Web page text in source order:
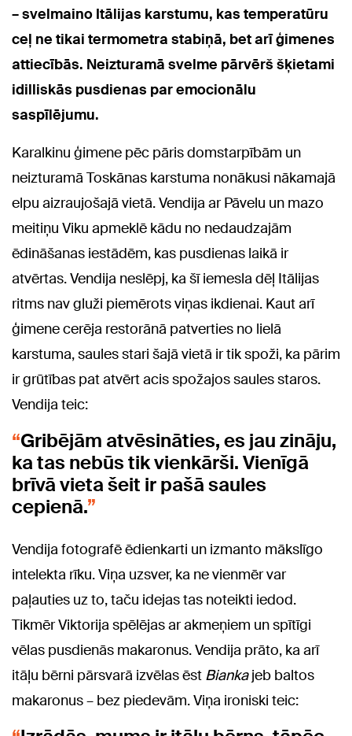
– svelmaino Itālijas karstumu, kas temperatūru
ceļ ne tikai termometra stabiņā, bet arī ģimenes
attiecībās. Neizturamā svelme pārvērš šķietami
idilliskās pusdienas par emocionālu
saspīlējumu.
Karalkinu ģimene pēc pāris domstarpībām un
neizturamā Toskānas karstuma nonākusi nākamajā
elpu aizraujošajā vietā. Vendija ar Pāvelu un mazo
meitiņu Viku apmeklē kādu no nedaudzajām
ēdināšanas iestādēm, kas pusdienas laikā ir
atvērtas. Vendija neslēpj, ka šī iemesla dēļ Itālijas
ritms nav gluži piemērots viņas ikdienai. Kaut arī
ģimene cerēja restorānā patverties no lielā
karstuma, saules stari šajā vietā ir tik spoži, ka pārim
ir grūtības pat atvērt acis spožajos saules staros.
Vendija teic:
Gribējām atvēsināties, es jau zināju,
ka tas nebūs tik vienkārši. Vienīgā
brīvā vieta šeit ir pašā saules
cepienā.
Vendija fotografē ēdienkarti un izmanto mākslīgo
intelekta rīku. Viņa uzsver, ka ne vienmēr var
paļauties uz to, taču idejas tas noteikti iedod.
Tikmēr Viktorija spēlējas ar akmeņiem un spītīgi
vēlas pusdienās makaronus. Vendija prāto, ka arī
itāļu bērni pārsvarā izvēlas ēst Biankajeb baltos
makaronus – bez piedevām. Viņa ironiski teic: